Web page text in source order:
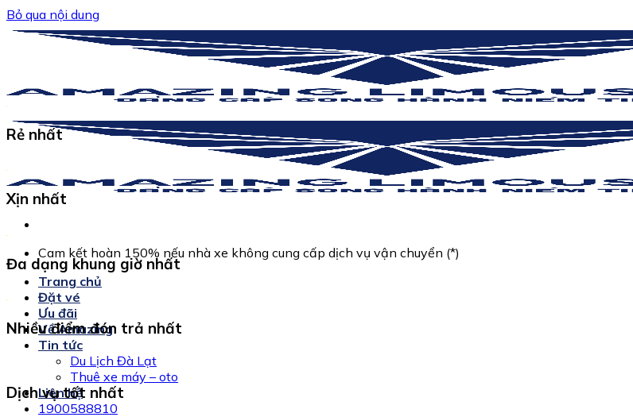
Bỏ qua nội dung
Cam kết hoàn 150% nếu nhà xe không cung cấp dịch vụ vận chuyển (*)
Trang chủ
Đặt vé
Ưu đãi
Về Amazing
Tin tức
Du Lịch Đà Lạt
Thuê xe máy – oto
Liên hệ
1900588810
Rẻ nhất
Xịn nhất
Đa dạng khung giờ nhất
Nhiều điểm đón trả nhất
Dịch vụ tốt nhất